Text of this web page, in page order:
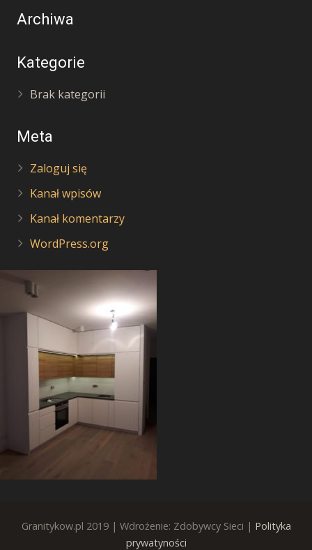
Archiwa
Kategorie
Brak kategorii
Meta
Zaloguj się
Kanał wpisów
Kanał komentarzy
WordPress.org
Granitykow.pl 2019 | Wdrożenie: Zdobywcy Sieci | Polityka
prywatyności